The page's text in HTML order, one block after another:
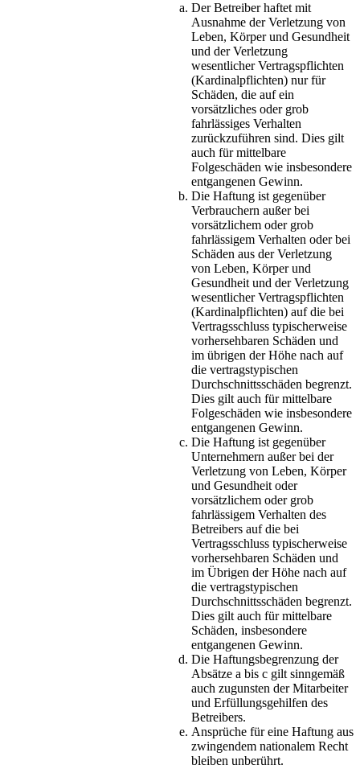
Der Betreiber haftet mit
Ausnahme der Verletzung von
Leben, Körper und Gesundheit
und der Verletzung
wesentlicher Vertragspflichten
(Kardinalpflichten) nur für
Schäden, die auf ein
vorsätzliches oder grob
fahrlässiges Verhalten
zurückzuführen sind. Dies gilt
auch für mittelbare
Folgeschäden wie insbesondere
entgangenen Gewinn.
Die Haftung ist gegenüber
Verbrauchern außer bei
vorsätzlichem oder grob
fahrlässigem Verhalten oder bei
Schäden aus der Verletzung
von Leben, Körper und
Gesundheit und der Verletzung
wesentlicher Vertragspflichten
(Kardinalpflichten) auf die bei
Vertragsschluss typischerweise
vorhersehbaren Schäden und
im übrigen der Höhe nach auf
die vertragstypischen
Durchschnittsschäden begrenzt.
Dies gilt auch für mittelbare
Folgeschäden wie insbesondere
entgangenen Gewinn.
Die Haftung ist gegenüber
Unternehmern außer bei der
Verletzung von Leben, Körper
und Gesundheit oder
vorsätzlichem oder grob
fahrlässigem Verhalten des
Betreibers auf die bei
Vertragsschluss typischerweise
vorhersehbaren Schäden und
im Übrigen der Höhe nach auf
die vertragstypischen
Durchschnittsschäden begrenzt.
Dies gilt auch für mittelbare
Schäden, insbesondere
entgangenen Gewinn.
Die Haftungsbegrenzung der
Absätze a bis c gilt sinngemäß
auch zugunsten der Mitarbeiter
und Erfüllungsgehilfen des
Betreibers.
Ansprüche für eine Haftung aus
zwingendem nationalem Recht
bleiben unberührt.